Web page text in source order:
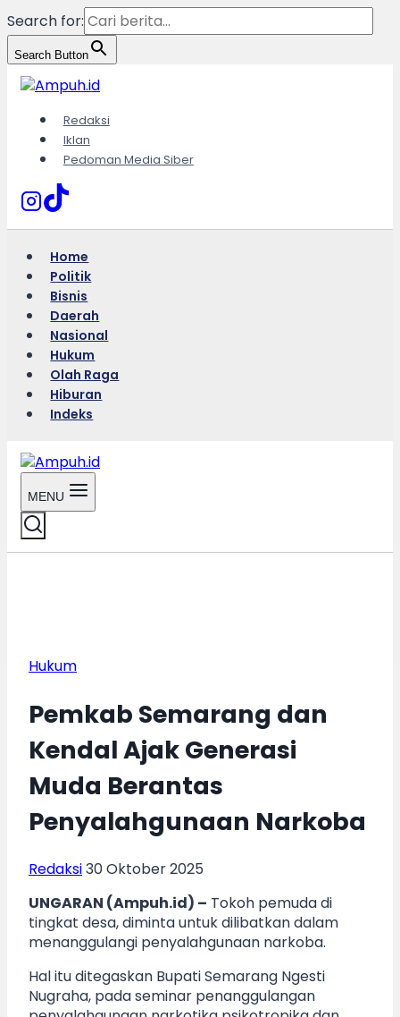
Search for:
Search Button
Skip
to
content
Redaksi
Iklan
Pedoman Media Siber
Home
Politik
Bisnis
Daerah
Nasional
Hukum
Olah Raga
Hiburan
Indeks
MENU
Hukum
Pemkab Semarang dan
Kendal Ajak Generasi
Muda Berantas
Penyalahgunaan Narkoba
Redaksi30 Oktober 2025
UNGARAN (Ampuh.id) – Tokoh pemuda di
tingkat desa, diminta untuk dilibatkan dalam
menanggulangi penyalahgunaan narkoba.
Hal itu ditegaskan Bupati Semarang Ngesti
Nugraha, pada seminar penanggulangan